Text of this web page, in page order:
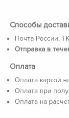
Способы
Почта России,
Отправка в
Оплата
Оплата картой
Оплата при
Оплата на